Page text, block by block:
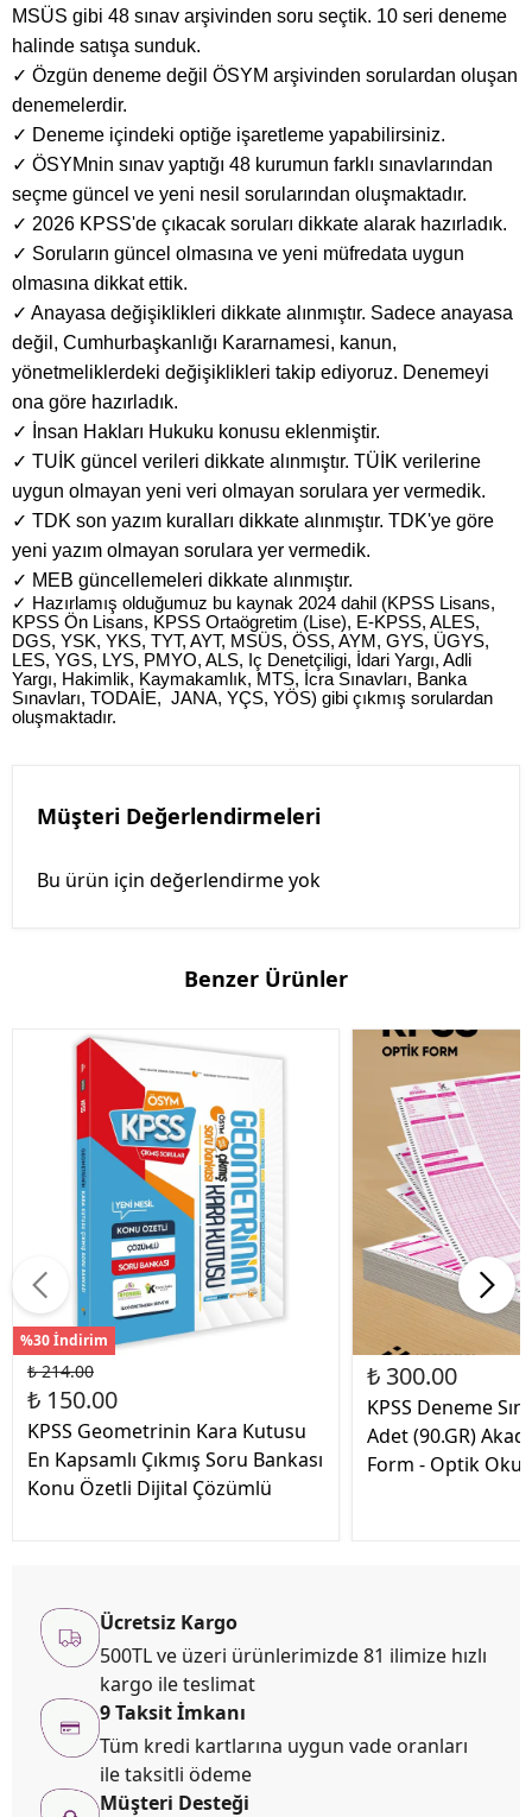
MSÜS gibi 48 sınav arşivinden soru seçtik. 10 seri deneme
halinde satışa sunduk.
✓ Özgün deneme değil ÖSYM arşivinden sorulardan oluşan
denemelerdir.
✓ Deneme içindeki optiğe işaretleme yapabilirsiniz.
✓ ÖSYMnin sınav yaptığı 48 kurumun farklı sınavlarından
seçme güncel ve yeni nesil sorularından oluşmaktadır.
✓ 2026 KPSS'de çıkacak soruları dikkate alarak hazırladık.
✓ Soruların güncel olmasına ve yeni müfredata uygun
olmasına dikkat ettik.
✓ Anayasa değişiklikleri dikkate alınmıştır. Sadece anayasa
değil, Cumhurbaşkanlığı Kararnamesi, kanun,
yönetmeliklerdeki değişiklikleri takip ediyoruz. Denemeyi
ona göre hazırladık.
✓ İnsan Hakları Hukuku konusu eklenmiştir.
✓ TUİK güncel verileri dikkate alınmıştır. TÜİK verilerine
uygun olmayan yeni veri olmayan sorulara yer vermedik.
✓ TDK son yazım kuralları dikkate alınmıştır. TDK'ye göre
yeni yazım olmayan sorulara yer vermedik.
✓ MEB güncellemeleri dikkate alınmıştır.
✓ Hazırlamış olduğumuz bu kaynak 2024 dahil (KPSS Lisans,
KPSS Ön Lisans, KPSS Ortaögretim (Lise), E-KPSS, ALES,
DGS, YSK, YKS, TYT, AYT, MSÜS, ÖSS, AYM, GYS, ÜGYS,
LES, YGS, LYS, PMYO, ALS, Iç Denetçiligi, İdari Yargı, Adli
Yargı, Hakimlik, Kaymakamlık, MTS, İcra Sınavları, Banka
Sınavları, TODAİE, JANA, YÇS, YÖS) gibi çıkmış sorulardan
oluşmaktadır.
Müşteri Değerlendirmeleri
Bu ürün için değerlendirme yok
Benzer Ürünler
%30 İndirim
₺ 214.00
₺ 150.00
KPSS Geometrinin Kara Kutusu
En Kapsamlı Çıkmış Soru Bankası
Konu Özetli Dijital Çözümlü
₺ 300.00
KPSS Deneme
Adet (90.GR)
Form - Optik
Ücretsiz Kargo
500TL ve üzeri ürünlerimizde 81 ilimize hızlı
kargo ile teslimat
9 Taksit İmkanı
Tüm kredi kartlarına uygun vade oranları
ile taksitli ödeme
Müşteri Desteği